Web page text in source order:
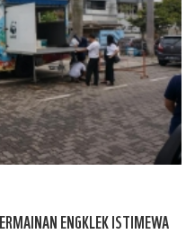
ENGKLEK ISTIMEWA